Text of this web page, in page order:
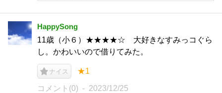
HappySong
11歳（小６）★★★★☆ 大好きなすみっコぐら
し。かわいいので借りてみた。
ナイス ★1
コメント(0) 2023/12/25